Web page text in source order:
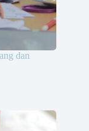
dan